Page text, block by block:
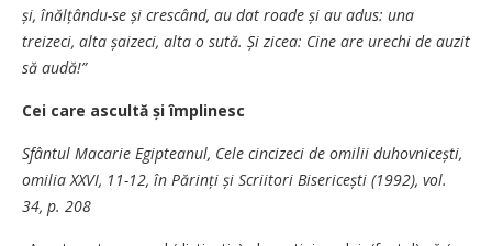
și, înălțându-se și crescând, au dat roade și au adus: una
treizeci, alta șaizeci, alta o sută. Și zicea: Cine are urechi de auzit
să audă!”
Cei care ascultă și împlinesc
Sfântul Macarie Egipteanul, Cele cincizeci de omilii duhovnicești,
omilia XXVI, 11-12, în Părinți și Scriitori Bisericești (1992), vol.
34, p. 208